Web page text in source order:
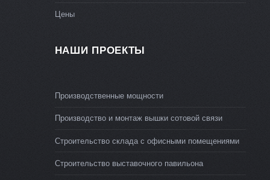
Цены
НАШИ ПРОЕКТЫ
Производственные мощности
Производство и монтаж вышки сотовой связи
Строительство склада с офисными помещениями
Строительство выставочного павильона